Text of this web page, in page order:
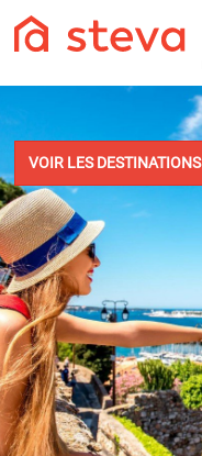
VOIR LES DESTINATIONS